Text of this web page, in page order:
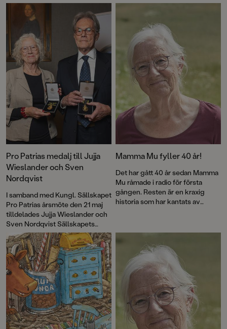
Mamma Mu och Kråkanav Jujja och Tomas Wieslander årets
julkalender i radio. Det var Sven som ritade papperskalendern, en
fantasiväckande bild på Kråkans bo. Här inleddes ett samarbete
som skrivit in sig som ett av barnlitteraturens främsta och mest
självklara. I år uppmärksammades Sven och Jujja med en kunglig
medalj!
Pro Patrias medalj till Jujja
Wieslander och Sven
Nordqvist
I samband med Kungl. Sällskapet
Pro Patrias årsmöte den 21 maj
tilldelades Jujja Wieslander och
Sven Nordqvist Sällskapets
guldmedalj För medborgerliga
förtjänster i 8:e storleken.
Mamma Mu fyller 40 år!
Det har gått 40 år sedan Mamma
Mu råmade i radio för första
gången. Resten är en kraxig
historia som har kantats av
jubileet med en ny pekbok:
Kråkans kläder.